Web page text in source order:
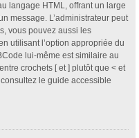
langage HTML, offrant un large
message. L’administrateur peut
vous pouvez aussi les
utilisant l’option appropriée du
lui-même est similaire au
crochets [ et ] plutôt que < et
le guide accessible